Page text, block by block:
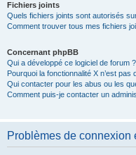
Fichiers joints
Quels fichiers joints sont autorisés
Comment trouver tous mes fichiers
Concernant phpBB
Qui a développé ce logiciel de forum ?
Pourquoi la fonctionnalité X n’est pas
Qui contacter pour les abus ou les
Comment puis-je contacter un
Problèmes de connexion